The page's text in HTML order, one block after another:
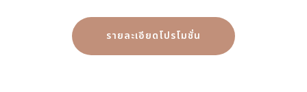
รายละเอียดโปรโมชั่น